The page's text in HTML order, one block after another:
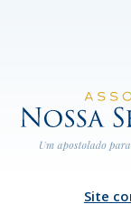
Site